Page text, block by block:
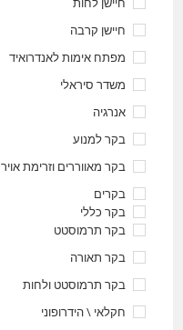
חיישן קרבה
מפתח אימות לאנדרואיד
משדר סיראלי
אנרגיה
בקר למנוע
בקר מאווררים וזרימת אויר
בקרים
בקר כללי
בקר תרמוסטט
בקר תאורה
בקר תרמוסטט ולחות
חקלאי \ הידרופוני